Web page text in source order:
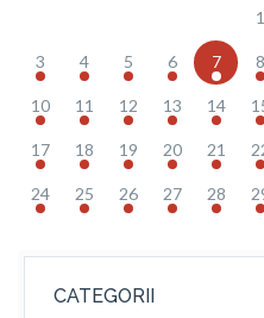
1
3 4 5 6 7 8
10 11 12 13 14
17 18 19 20 21
24 25 26 27 28
CATEGORII